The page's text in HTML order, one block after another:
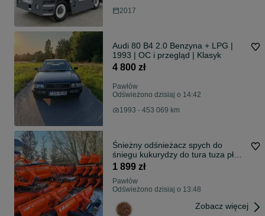
COMBILIFT C6000FSL DIESEL
2017
Audi 80 B4 2.0 Benzyna + LPG |
1993 | OC i przegląd | Klasyk
4 800 zł
Pawłów
Odświeżono dzisiaj o 14:42
1993 - 453 069 km
Śnieżny odśnieżacz spych do
śniegu kukurydzy do tura tuza pług
DOWÓZ
1 899 zł
Pawłów
Odświeżono dzisiaj o 13:48
Zobacz więcej